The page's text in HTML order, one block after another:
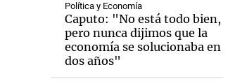
Política y Economía
Caputo: "No está todo bien,
pero nunca dijimos que la
economía se solucionaba en
dos años"
Notas